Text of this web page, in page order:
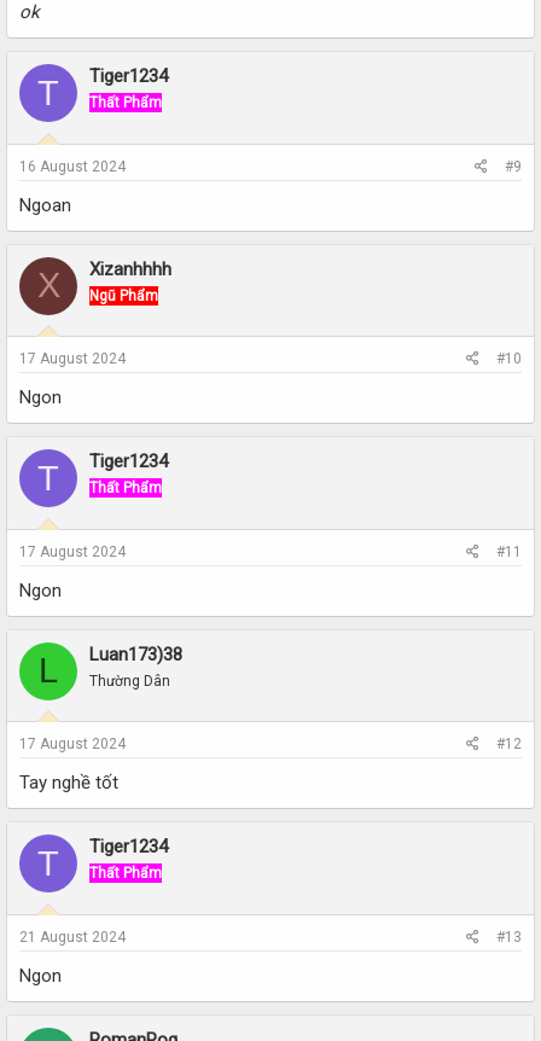
ok
T Tiger1234
Thất Phẩm
16 August 2024 #9
Ngoan
X Xizanhhhh
Ngũ Phẩm
17 August 2024 #10
Ngon
T Tiger1234
Thất Phẩm
17 August 2024 #11
Ngon
L Luan173)38
Thường Dân
17 August 2024 #12
Tay nghề tốt
T Tiger1234
Thất Phẩm
21 August 2024 #13
Ngon